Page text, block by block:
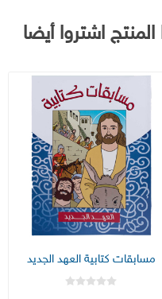
اشتروا أيضا
مسابقات كتابية العهد الجديد